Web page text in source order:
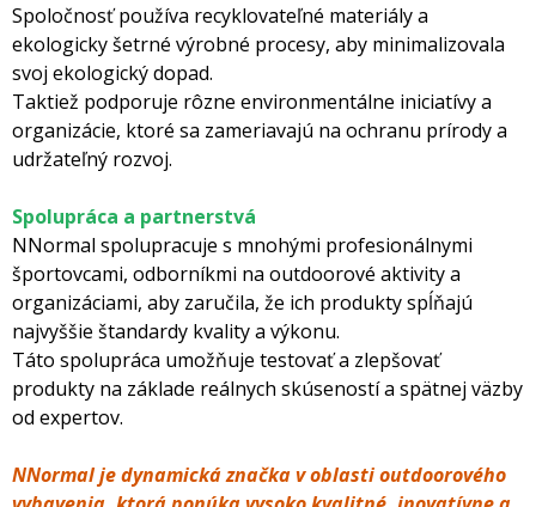
Spoločnosť používa recyklovateľné materiály a
ekologicky šetrné výrobné procesy, aby minimalizovala
svoj ekologický dopad.
Taktiež podporuje rôzne environmentálne iniciatívy a
organizácie, ktoré sa zameriavajú na ochranu prírody a
udržateľný rozvoj.
Spolupráca a partnerstvá
NNormal spolupracuje s mnohými profesionálnymi
športovcami, odborníkmi na outdoorové aktivity a
organizáciami, aby zaručila, že ich produkty spĺňajú
najvyššie štandardy kvality a výkonu.
Táto spolupráca umožňuje testovať a zlepšovať
produkty na základe reálnych skúseností a spätnej väzby
od expertov.
NNormal je dynamická značka v oblasti outdoorového